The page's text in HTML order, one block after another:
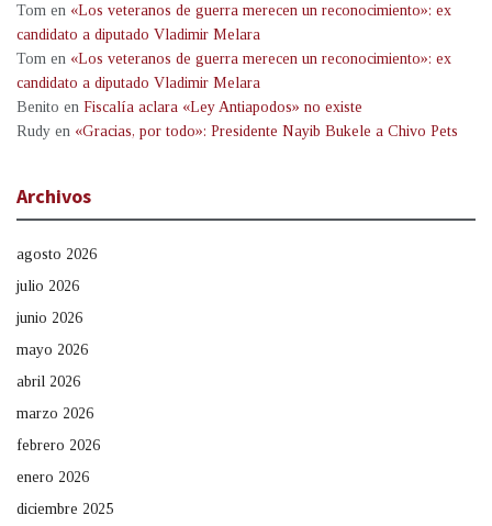
Tom en «Los veteranos de guerra merecen un reconocimiento»: ex
candidato a diputado Vladimir Melara
Tom en «Los veteranos de guerra merecen un reconocimiento»: ex
candidato a diputado Vladimir Melara
Benito en Fiscalía aclara «Ley Antiapodos» no existe
Rudy en «Gracias, por todo»: Presidente Nayib Bukele a Chivo Pets
Archivos
agosto 2026
julio 2026
junio 2026
mayo 2026
abril 2026
marzo 2026
febrero 2026
enero 2026
diciembre 2025